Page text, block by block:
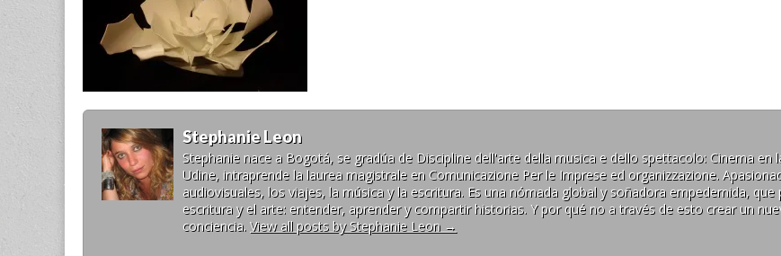
Stephanie Leon
Stephanie nace a Bogotá, se gradúa de Discipline dell'arte della musica e dello spettacolo: Cinema en
Udine, intraprende la laurea magistrale en Comunicazione Per le Imprese ed organizzazione.
audiovisuales, los viajes, la música y la escritura. Es una nómada global y soñadora empedernida, que
escritura y el arte: entender, aprender y compartir historias. Y por qué no a través de esto crear un
conciencia. View all posts by Stephanie Leon →